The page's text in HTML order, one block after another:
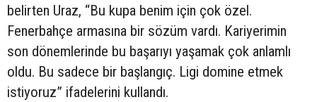
belirten Uraz, “Bu kupa benim için çok özel.
Fenerbahçe armasına bir sözüm vardı. Kariyerimin
son dönemlerinde bu başarıyı yaşamak çok anlamlı
oldu. Bu sadece bir başlangıç. Ligi domine etmek
istiyoruz” ifadelerini kullandı.